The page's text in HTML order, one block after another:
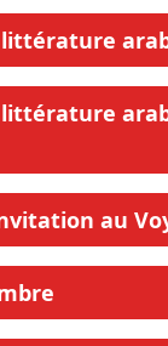
littérature
littérature
au